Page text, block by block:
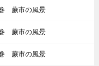
蕨市の風景
蕨市の風景
蕨市の風景